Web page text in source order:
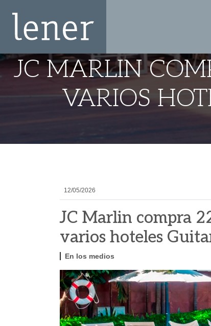
JC MARLIN
VARIOS
12/05/2026
JC Marlin compra
varios hoteles
En los medios